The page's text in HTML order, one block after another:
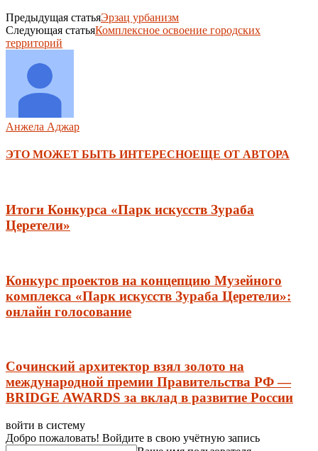
Предыдущая статьяЭрзац урбанизм
Следующая статьяКомплексное освоение городских
территорий
Анжела Аджар
ЭТО МОЖЕТ БЫТЬ ИНТЕРЕСНОЕЩЕ ОТ АВТОРА
Итоги Конкурса «Парк искусств Зураба
Церетели»
Конкурс проектов на концепцию Музейного
комплекса «Парк искусств Зураба Церетели»:
онлайн голосование
Сочинский архитектор взял золото на
международной премии Правительства РФ —
BRIDGE AWARDS за вклад в развитие России
войти в систему
Добро пожаловать! Войдите в свою учётную запись